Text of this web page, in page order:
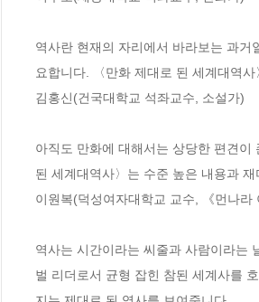
역사란 현재의 자리에서 바라보는 과
요합니다. 〈만화 제대로 된 세계대역
김홍신(건국대학교 석좌교수, 소설가)
아직도 만화에 대해서는 상당한 편견
된 세계대역사〉는 수준 높은 내용과
이원복(덕성여자대학교 교수, 《먼나라
역사는 시간이라는 씨줄과 사람이라는
벌 리더로서 균형 잡힌 참된 세계사를